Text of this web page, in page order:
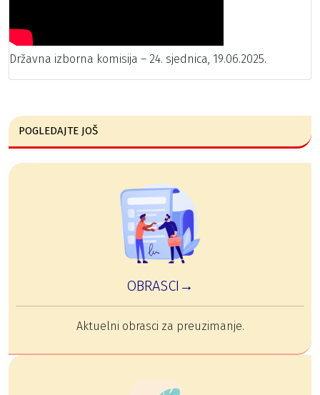
Državna izborna komisija – 24. sjednica, 19.06.2025.
POGLEDAJTE JOŠ
OBRASCI→
Aktuelni obrasci za preuzimanje.